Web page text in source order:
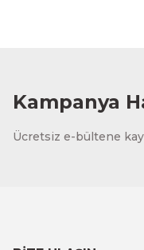
Kampanya
Ücretsiz e-bültene